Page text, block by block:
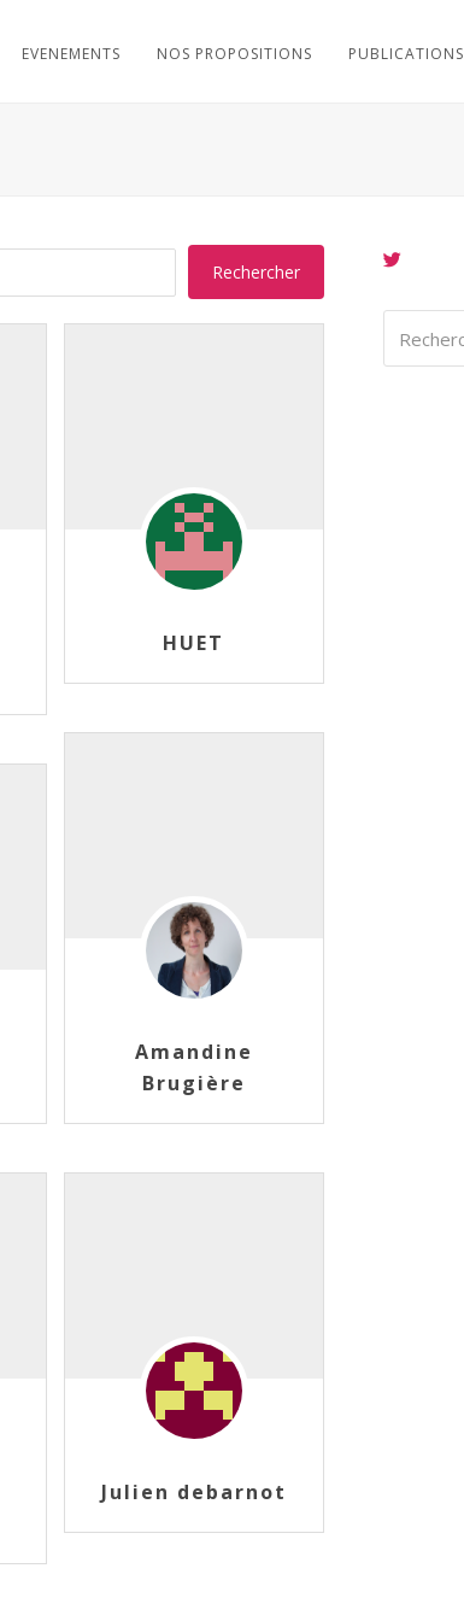
EVENEMENTS NOS PROPOSITIONS PUBLICATIONS
HUET
Amandine
Brugière
Julien debarnot